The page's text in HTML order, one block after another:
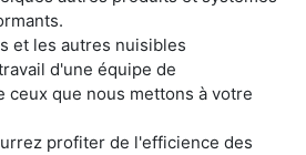
et les autres nuisibles
d'une équipe de
ceux que nous mettons à votre
profiter de l'efficience des